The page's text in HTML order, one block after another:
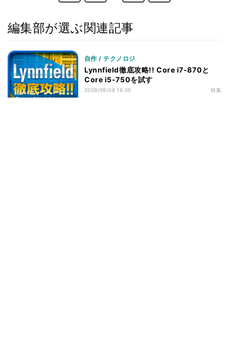
編集部が選ぶ関連記事
自作 / テクノロジ
Lynnfield徹底攻略!! Core i7-870と
Core i5-750を試す
2009/09/08 16:05 特集